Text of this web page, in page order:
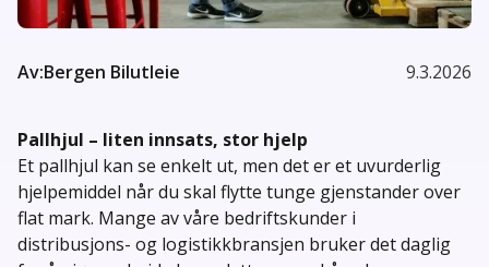
Av:Bergen Bilutleie 9.3.2026
Pallhjul – liten innsats, stor hjelp
Et pallhjul kan se enkelt ut, men det er et uvurderlig
hjelpemiddel når du skal flytte tunge gjenstander over
flat mark. Mange av våre bedriftskunder i
distribusjons- og logistikkbransjen bruker det daglig